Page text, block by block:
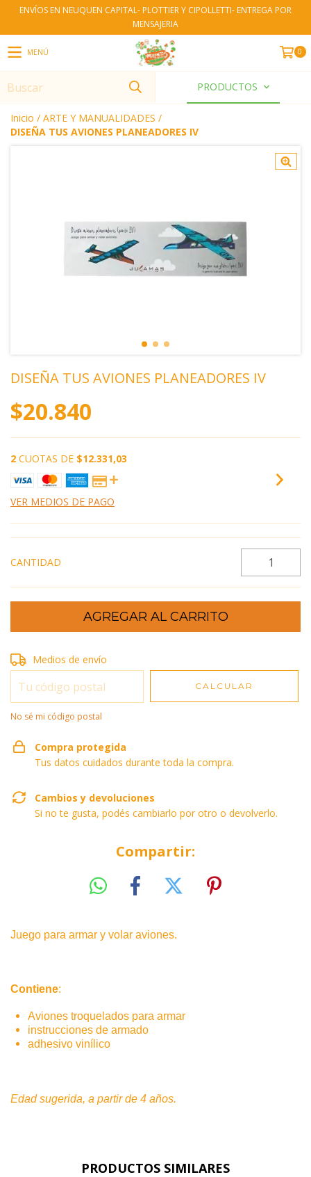
ENVÍOS EN NEUQUEN CAPITAL- PLOTTIER Y CIPOLLETTI- ENTREGA POR
MENSAJERIA
MENÚ 0
PRODUCTOS
Inicio / ARTE Y MANUALIDADES /
DISEÑA TUS AVIONES PLANEADORES IV
DISEÑA TUS AVIONES PLANEADORES IV
$20.840
2 CUOTAS DE $12.331,03
VER MEDIOS DE PAGO
CANTIDAD
Entregas para el CP:
Medios de envío
CALCULAR
No sé mi código postal
Compra protegida
Tus datos cuidados durante toda la compra.
Cambios y devoluciones
Si no te gusta, podés cambiarlo por otro o devolverlo.
Compartir:
Juego para armar y volar aviones.
Contiene:
Aviones troquelados para armar
instrucciones de armado
adhesivo vinílico
Edad sugerida, a partir de 4 años.
PRODUCTOS SIMILARES